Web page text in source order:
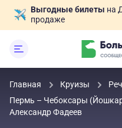
Выгодные билеты на
продаже
Главная Круизы
Пермь – Чебоксары
Александр Фадеев